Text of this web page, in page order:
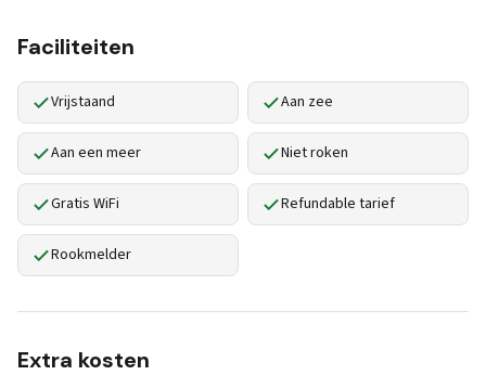
Faciliteiten
Vrijstaand Aan zee
Aan een meer Niet roken
Gratis WiFi Refundable tarief
Rookmelder
Extra kosten